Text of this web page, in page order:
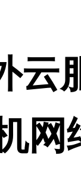
云
网